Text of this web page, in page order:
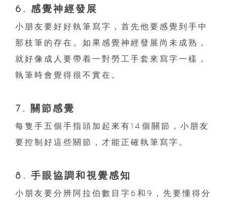
6. 感覺神經發展
小朋友要好好執筆寫字，首先他要感覺到手中
那枝筆的存在。如果感覺神經發展尚未成熟，
就好像成人要帶着一對勞工手套來寫字一樣，
執筆時會覺得很不實在。
7. 關節感覺
每隻手五個手指頭加起來有14個關節，小朋友
要控制好這些關節，才能正確執筆寫字。
8. 手眼協調和視覺感知
小朋友要分辨阿拉伯數目字6和9，先要懂得分